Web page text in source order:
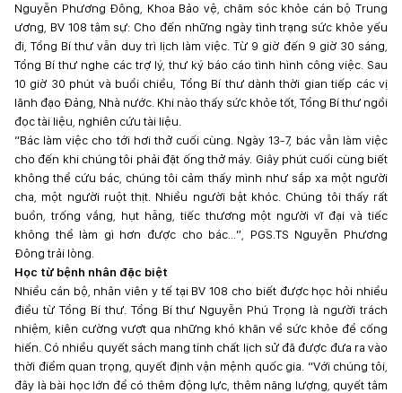
Nguyễn Phương Đông, Khoa Bảo vệ, chăm sóc khỏe cán bộ Trung
ương, BV 108 tâm sự: Cho đến những ngày tình trạng sức khỏe yếu
đi, Tổng Bí thư vẫn duy trì lịch làm việc. Từ 9 giờ đến 9 giờ 30 sáng,
Tổng Bí thư nghe các trợ lý, thư ký báo cáo tình hình công việc. Sau
10 giờ 30 phút và buổi chiều, Tổng Bí thư dành thời gian tiếp các vị
lãnh đạo Đảng, Nhà nước. Khi nào thấy sức khỏe tốt, Tổng Bí thư ngồi
đọc tài liệu, nghiên cứu tài liệu.
“Bác làm việc cho tới hơi thở cuối cùng. Ngày 13-7, bác vẫn làm việc
cho đến khi chúng tôi phải đặt ống thở máy. Giây phút cuối cùng biết
không thể cứu bác, chúng tôi cảm thấy mình như sắp xa một người
cha, một người ruột thịt. Nhiều người bật khóc. Chúng tôi thấy rất
buồn, trống vắng, hụt hẫng, tiếc thương một người vĩ đại và tiếc
không thể làm gì hơn được cho bác...”, PGS.TS Nguyễn Phương
Đông trải lòng.
Học từ bệnh nhân đặc biệt
Nhiều cán bộ, nhân viên y tế tại BV 108 cho biết được học hỏi nhiều
điều từ Tổng Bí thư. Tổng Bí thư Nguyễn Phú Trọng là người trách
nhiệm, kiên cường vượt qua những khó khăn về sức khỏe để cống
hiến. Có nhiều quyết sách mang tính chất lịch sử đã được đưa ra vào
thời điểm quan trọng, quyết định vận mệnh quốc gia. “Với chúng tôi,
đây là bài học lớn để có thêm động lực, thêm năng lượng, quyết tâm